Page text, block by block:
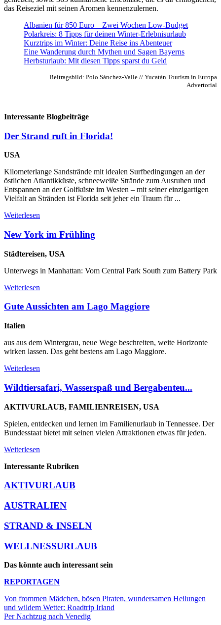
das Reiseziel mit seinen Aromen kennenzulernen.
Albanien für 850 Euro – Zwei Wochen Low-Budget
Polarkreis: 8 Tipps für deinen Winter-Erlebnisurlaub
Kurztrips im Winter: Deine Reise ins Abenteuer
Eine Wanderung durch Mythen und Sagen Bayerns
Herbsturlaub: Mit diesen Tipps sparst du Geld
Beitragsbild: Polo Sánchez-Valle // Yucatán Tourism in Europa
Advertorial
Interessante Blogbeiträge
Der Strand ruft in Florida!
USA
Kilometerlange Sandstrände mit idealen Surfbedingungen an der
östlichen Atlantikküste, schneeweiße Strände zum Ausruhen und
Entspannen an der Golfküste im Westen – mit seiner einzigartigen
Vielfalt an Stränden ist Florida seit jeher ein Traum für ...
Weiterlesen
New York im Frühling
Städtereisen, USA
Unterwegs in Manhattan: Vom Central Park South zum Battery Park
Weiterlesen
Gute Aussichten am Lago Maggiore
Italien
aus aus dem Wintergrau, neue Wege beschreiten, weite Horizonte
wirken lassen. Das geht bestens am Lago Maggiore.
Weiterlesen
Wildtiersafari, Wasserspaß und Bergabenteu...
AKTIVURLAUB, FAMILIENREISEN, USA
Spielen, entdecken und lernen im Familienurlaub in Tennessee. Der
Bundesstaat bietet mit seinen vielen Attraktionen etwas für jeden.
Weiterlesen
Interessante Rubriken
AKTIVURLAUB
AUSTRALIEN
STRAND & INSELN
WELLNESSURLAUB
Das könnte auch interessant sein
REPORTAGEN
Von frommen Mädchen, bösen Piraten, wundersamen Heilungen
und wildem Wetter: Roadtrip Irland
Per Nachtzug nach Venedig